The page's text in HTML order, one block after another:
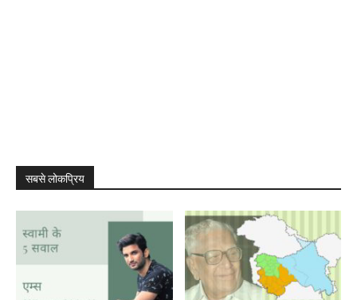
सबसे लोकप्रिय